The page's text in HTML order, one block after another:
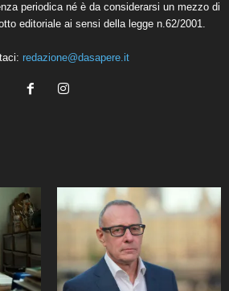
periodica né è da considerarsi un mezzo di
editoriale ai sensi della legge n.62/2001.
redazione@dasapere.it